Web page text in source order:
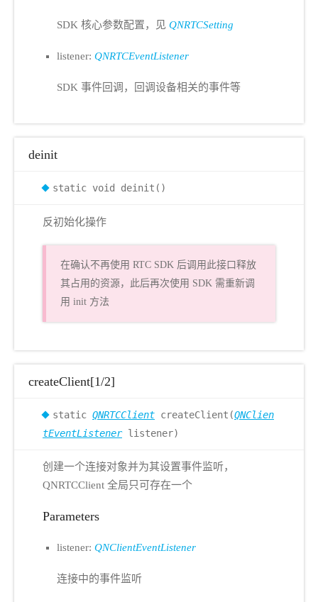
SDK 核心参数配置，见 QNRTCSetting
listener: QNRTCEventListener
SDK 事件回调，回调设备相关的事件等
deinit
static void deinit()
反初始化操作
在确认不再使用 RTC SDK 后调用此接口释放
其占用的资源，此后再次使用 SDK 需重新调
用 init 方法
createClient[1/2]
static QNRTCClient createClient(QNClien
tEventListenerlistener)
创建一个连接对象并为其设置事件监听，
QNRTCClient 全局只可存在一个
Parameters
listener: QNClientEventListener
连接中的事件监听